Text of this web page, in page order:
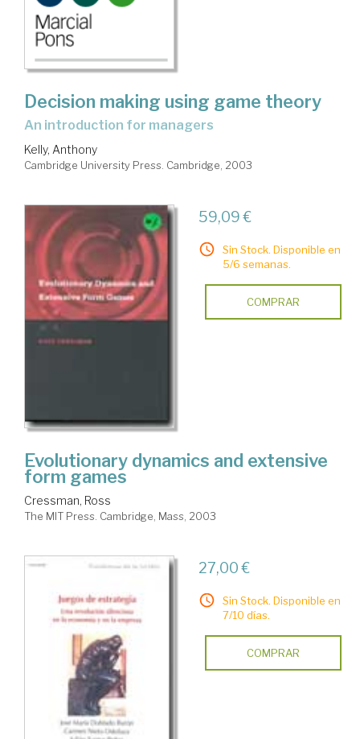
Decision making using game theory
an introduction for managers
Kelly, Anthony
Cambridge University Press. Cambridge, 2003
59,09 €
Sin Stock. Disponible en
5/6 semanas.
COMPRAR
Evolutionary dynamics and extensive
form games
Cressman, Ross
The MIT Press. Cambridge, Mass, 2003
27,00 €
Sin Stock. Disponible en
7/10 días.
COMPRAR